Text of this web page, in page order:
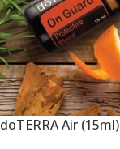
doTERRA Air (15ml)